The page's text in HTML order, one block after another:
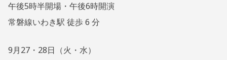
午後5時半開場・午後6時開演
常磐線いわき駅 徒歩 6 分
9月27・28日（火・水）